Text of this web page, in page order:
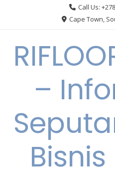
Call Us:
Cape Town,
–